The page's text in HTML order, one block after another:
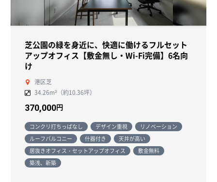
芝公園の緑を身近に、快適に働けるフルセット
アップオフィス【敷金無し・Wi-Fi完備】6名向
け
港区芝
34.26m²（約10.36坪）
370,000円
コンクリ打ちっぱなし デザイン重視
リノベーション
ルーフバルコニー
什器付き
天井が高い
居抜きオフィス・セットアップオフィス
敷金無料
築浅、新築